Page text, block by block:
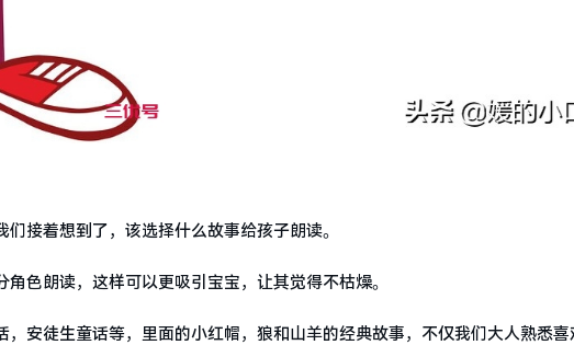
接着想到了，该选择什么故事给孩子朗读。
色朗读，这样可以更吸引宝宝，让其觉得不枯燥。
安徒生童话等，里面的小红帽，狼和山羊的经典故事，不仅我们大人熟悉喜